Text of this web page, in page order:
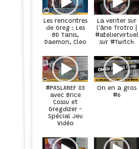
Les rencontres
de Greg : Les
BD Tanis,
Daemon, Cleo
La veriter sur
l'âne Trotro |
#ateliervirtuel
sur #Twitch
#PASLAREF 03
avec Brice
Cossu et
Gregdizer -
Spécial Jeu
Vidéo
On en a gros
#6